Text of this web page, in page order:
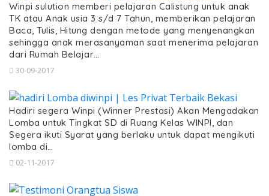
Winpi sulution memberi pelajaran Calistung untuk anak
TK atau Anak usia 3 s/d 7 Tahun, memberikan pelajaran
Baca, Tulis, Hitung dengan metode yang menyenangkan
sehingga anak merasanyaman saat menerima pelajaran
dari Rumah Belajar…
30-09-2017
Hadiri segera Winpi (Winner Prestasi) Akan Mengadakan
Lomba untuk Tingkat SD di Ruang Kelas WINPI, dan
Segera ikuti Syarat yang berlaku untuk dapat mengikuti
lomba di…
02-11-2017